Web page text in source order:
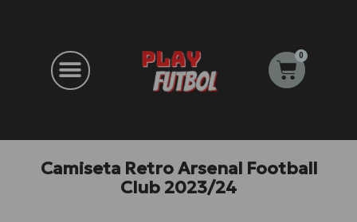
0
Carrito
Camiseta Retro Arsenal Football
Club 2023/24